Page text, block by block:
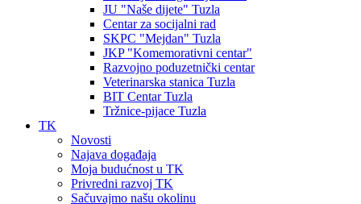
JU "Naše dijete" Tuzla
Centar za socijalni rad
SKPC "Mejdan" Tuzla
JKP "Komemorativni centar"
Razvojno poduzetnički centar
Veterinarska stanica Tuzla
BIT Centar Tuzla
Tržnice-pijace Tuzla
TK
Novosti
Najava događaja
Moja budućnost u TK
Privredni razvoj TK
Sačuvajmo našu okolinu